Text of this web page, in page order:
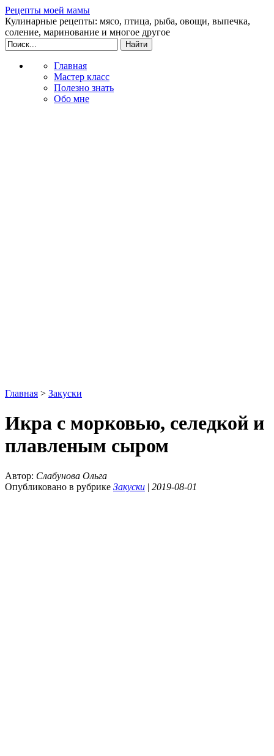
Рецепты моей мамы
Кулинарные рецепты: мясо, птица, рыба, овощи, выпечка,
соление, маринование и многое другое
Главная
Мастер класс
Полезно знать
Обо мне
Главная > Закуски
Икра с морковью, селедкой и
плавленым сыром
Автор: Слабунова Ольга
Опубликовано в рубрике Закуски | 2019-08-01